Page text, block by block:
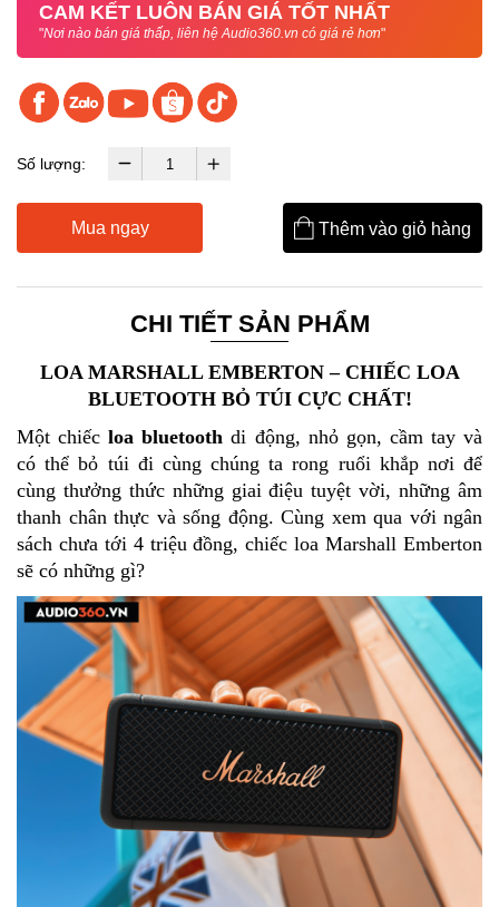
CAM KẾT LUÔN BÁN GIÁ TỐT NHẤT
"Nơi nào bán giá thấp, liên hệ Audio360.vn có giá rẻ hơn"
Số lượng:
Mua ngay Thêm vào giỏ hàng
CHI TIẾT SẢN PHẨM
LOA MARSHALL EMBERTON– CHIẾC LOA
BLUETOOTH BỎ TÚI CỰC CHẤT!
Một chiếcloa bluetooth di động, nhỏ gọn, cầm tay và
có thể bỏ túi đi cùng chúng ta rong ruổi khắp nơi để
cùng thưởng thức những giai điệu tuyệt vời, những âm
thanh chân thực và sống động. Cùng xem qua với ngân
sách chưa tới 4 triệu đồng, chiếc loa Marshall Emberton
sẽ có những gì?